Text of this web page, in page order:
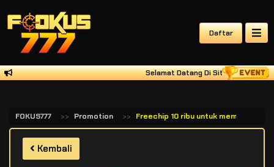
Daftar
Selamat Datang Di Situs Game
FOKUS777 Promotion Freechip 10 ribu untuk member yang
Kembali